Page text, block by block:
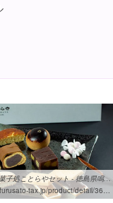
A-9 御菓子処ことらやセット - 徳島県鳴門市 | ふるさと納税 [ふるさと ...
furusato-tax.jp/product/detail/36202/366266